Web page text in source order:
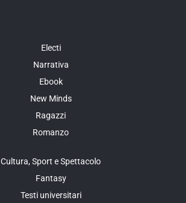
Electi
Narrativa
Ebook
New Minds
Ragazzi
Romanzo
Cultura, Sport e Spettacolo
Fantasy
Testi universitari